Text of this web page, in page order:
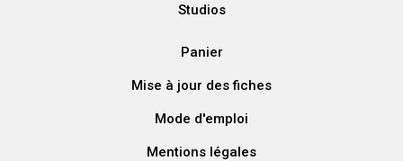
Studios
Panier
Mise à jour des fiches
Mode d'emploi
Mentions légales